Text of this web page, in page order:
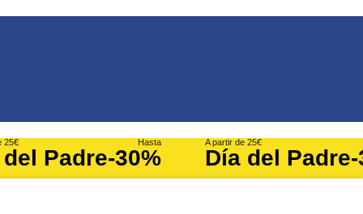
25€
Padre
Hasta
-30%
A partir de 25€
Día del Padre